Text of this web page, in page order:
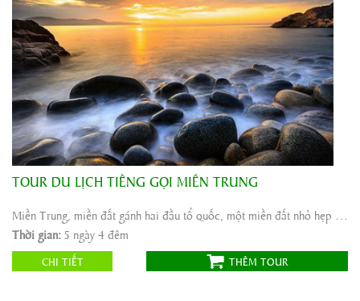
Khởi hành:
Quy Nhơn
Thời gian:
5 ngày 4 đêm
Phương tiện: ô tô máy bay
Giá tour: Call
TOUR DU LỊCH TIẾNG GỌI MIỀN TRUNG
Miền Trung, miền đất gánh hai đầu tổ quốc, một miền đất nhỏ hẹp nằm ngay khúc ruột của đất ...
Thời gian:5 ngày 4 đêm
CHI TIẾT THÊM TOUR